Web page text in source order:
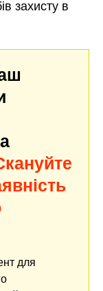
захисту в
для